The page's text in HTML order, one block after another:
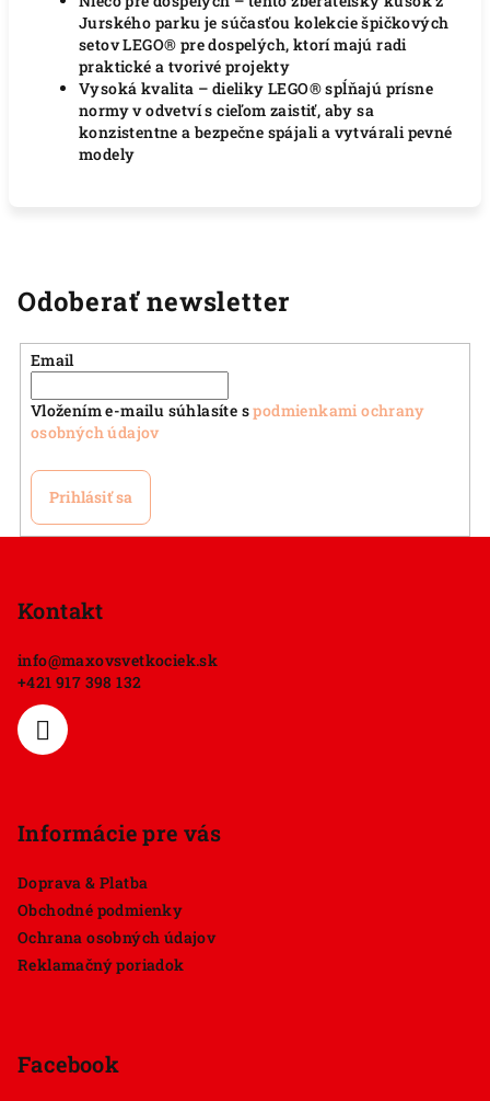
Jurského parku je súčasťou kolekcie špičkových
setov LEGO® pre dospelých, ktorí majú radi
praktické a tvorivé projekty
Vysoká kvalita – dieliky LEGO® spĺňajú prísne
normy v odvetví s cieľom zaistiť, aby sa
konzistentne a bezpečne spájali a vytvárali pevné
modely
Odoberať newsletter
Email
Vložením e-mailu súhlasíte spodmienkami ochrany
osobných údajov
Prihlásiť sa
Kontakt
info@maxovsvetkociek.sk
+421 917 398 132
Informácie pre vás
Doprava & Platba
Obchodné podmienky
Ochrana osobných údajov
Reklamačný poriadok
Facebook